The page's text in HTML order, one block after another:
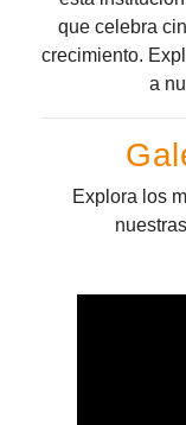
que celebra
crecimiento.
a
Explora los